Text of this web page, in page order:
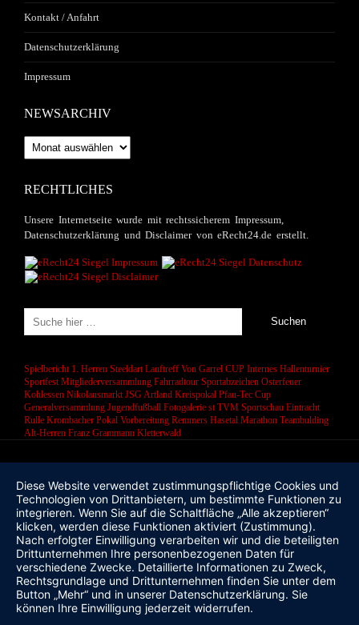
Kontakt / Anfahrt
Datenschutzerklärung
Impressum
NEWSARCHIV
Newsarchiv
RECHTLICHES
Unsere Internetseite wurde mit rechtssicherem Impressum,
Datenschutzerklärung und Disclaimer von eRecht24.de erstellt.
Spielbericht 1. Herren Steeldart Lauftreff Von Garrel CUP Internes Hallenturnier
Sportfest Mitgliederversammlung Fahrradtour Sportabzeichen Osterfeuer
Kohlessen Nikolausmarkt JSG Artland Kreispokal Pfau-Tec Cup
Generalversammlung Jugendfußball Fotogalerie st TVM Sportschau Eintracht
Rulle Krombacher Pokal Vorbereitung Remmers Hasetal Marathon Teambulding
Alt-Herren Franz Grammann Kletterwald
Diese Website verwendet zustimmungspflichtige Cookies und
Technologien von Drittanbietern, um bestimmte Funktionen zu
integrieren. Wenn Sie auf die Schaltfläche „Alle akzeptieren“
klicken, werden diese Funktionen aktiviert (Zustimmung).
Nach erfolgter Einwilligung verarbeiten wir und die beteiligten
Drittunternehmen Ihre personenbezogenen Daten für
verschiedene Zwecke. Detaillierte Informationen zu Zweck,
Rechtsgrundlage und Drittunternehmen finden Sie unter dem
Button „Mehr“ und in unserer Datenschutzerklärung. Sie
können Ihre Einwilligung jederzeit widerrufen.